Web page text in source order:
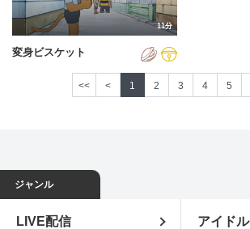
11分
変身ビスケット
<< < 1 2 3 4 5
ジャンル
LIVE配信 アイドル